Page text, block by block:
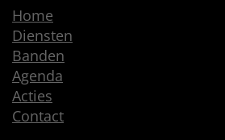
Home
Diensten
Banden
Agenda
Acties
Contact